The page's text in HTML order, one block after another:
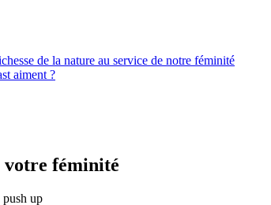
de la nature au service de notre féminité
aiment ?
votre féminité